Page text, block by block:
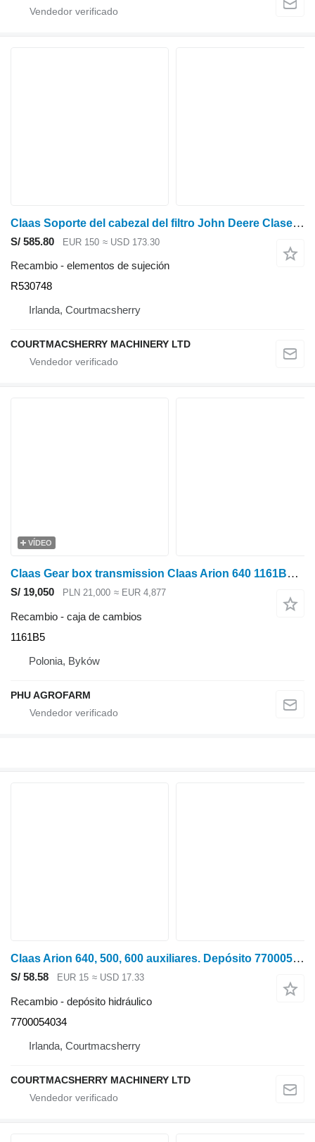
Claas Soporte del cabezal del filtro John Deere Clase Arion 640, 600 Dz103079, R R530748 para Class Arion 640 tractor de ruedas
S/ 585.80 EUR 150 ≈ USD 173.30
Recambio - elementos de sujeción
R530748
Irlanda, Courtmacsherry
COURTMACSHERRY MACHINERY LTD
VÍDEO
Claas Gear box transmission Claas Arion 640 1161B5 caja de cambios para tractor de ruedas
S/ 19,050 PLN 21,000 ≈ EUR 4,877
Recambio - caja de cambios
1161B5
Polonia, Byków
PHU AGROFARM
Claas Arion 640, 500, 600 auxiliares. Depósito 7700054034 depósito hidráulico para 640 tractor de ruedas
S/ 58.58 EUR 15 ≈ USD 17.33
Recambio - depósito hidráulico
7700054034
Irlanda, Courtmacsherry
COURTMACSHERRY MACHINERY LTD